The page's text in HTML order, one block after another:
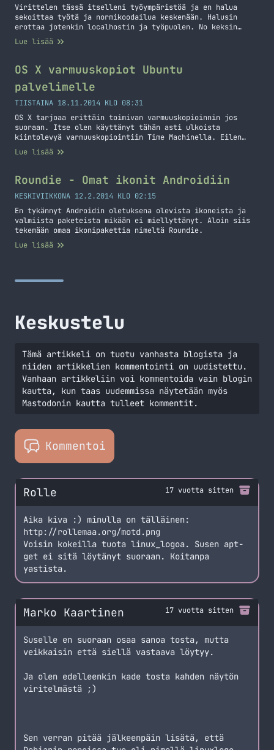
Virittelen tässä itselleni työympäristöä ja en halua
sekoittaa työtä ja normikoodailua keskenään. Halusin
erottaa jotenkin localhostin ja työpuolen. No keksin
sitten, että miten onnistuisi work.localhost osoitteen
tekeminen. Käytössänihän on XAMPP ja Windows 7 – uskon
1. Avaa C:WindowsSystem32driversetchosts tiedosto ja
lisää sinne seuraava rivi: 127.0.0.1 work.localhost 2.
Avaa C:xamppapacheconfextrahttpd-vhosts.conf tiedosto…
Jatka lukemista XAMPP ja alidomain localhostille
Lue lisää
OS X varmuuskopiot Ubuntu
palvelimelle
TIISTAINA 18.11.2014 KLO 08:31
OS X tarjoaa erittäin toimivan varmuuskopioinnin jos
suoraan. Itse olen käyttänyt tähän asti ulkoista
kiintolevyä varmuuskopiointiin Time Machinella. Eilen
tuli kuitenkin mieleen, että miksi en käyttäisi toimiston
nurkassa olevaa Ubuntu pohjaista palvelinta hyödyksi ja
nopeasti ohjeen minkä suomennankin teille tässä niiltä
osin mitä itse tarvitsi tehdä. Tätä operaatiota varten
tarvitset… Jatka lukemista OS X varmuuskopiot Ubuntu
palvelimelle
Lue lisää
Roundie - Omat ikonit Androidiin
KESKIVIIKKONA 12.2.2014 KLO 02:15
En tykännyt Androidin oletuksena olevista ikoneista ja
valmiista paketeista mikään ei miellyttänyt. Aloin siis
tekemään omaa ikonipakettia nimeltä Roundie.
Lue lisää
Keskustelu
Tämä artikkeli on tuotu vanhasta blogista ja
niiden artikkelien kommentointi on uudistettu.
Vanhaan artikkeliin voi kommentoida vain blogin
kautta, kun taas uudemmissa näytetään myös
Mastodonin kautta tulleet kommentit.
Kommentoi
Rolle 17 vuotta sitten
Aika kiva :) minulla on tälläinen:
http://rollemaa.org/motd.png
Voisin kokeilla tuota linux_logoa. Susen apt-
get ei sitä löytänyt suoraan. Koitanpa
yastista.
Marko Kaartinen 17 vuotta sitten
Suselle en suoraan osaa sanoa tosta, mutta
veikkaisin että siellä vastaava löytyy.
Ja olen edelleenkin kade tosta kahden näytön
viritelmästä ;)
Sen verran pitää jälkeenpäin lisätä, että